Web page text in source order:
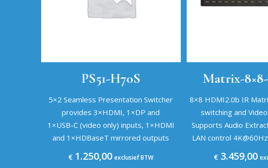
PS51-H70S
5×2 Seamless Presentation Switcher
provides 3×HDMI, 1×DP and
1×USB-C (video only) inputs, 1×HDMI
and 1×HDBaseT mirrored outputs
€ 1.250,00 exclusief BTW
Matrix-
8×8 HDMI2.0b IR
switching and
Supports Audio
LAN control
€ 3.459,00